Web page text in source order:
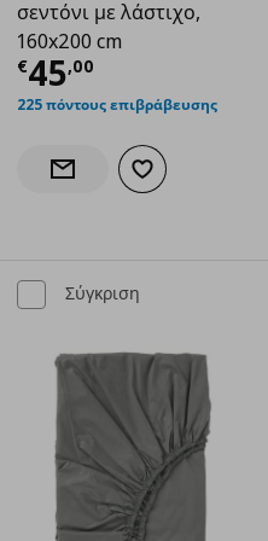
€ 34,99
σεντόνι με λάστιχο,
160x200 cm
€45,00
Τρέχουσα
225 πόντους επιβράβευσης
Ενημέρωση διαθεσιμότητας
Προσθήκη στα
Σύγκριση